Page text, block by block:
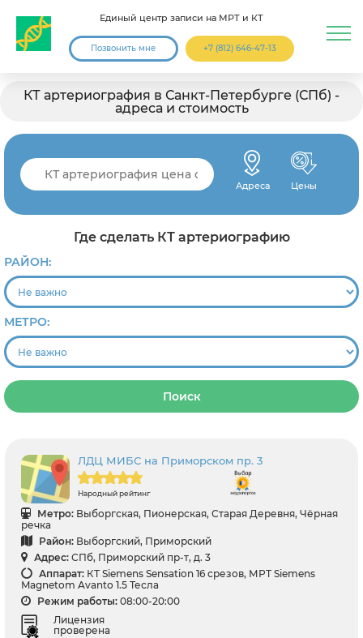
Единый центр записи на МРТ и КТ
Позвонить мне +7 (812) 646-47-13
КТ артериография в Санкт-Петербурге (СПб) -
адреса и стоимость
Адреса Цены
Где сделать КТ артериографию
РАЙОН:
МЕТРО:
Поиск
ЛДЦ МИБС на Приморском пр. 3
Народный рейтинг
Метро: Выборгская, Пионерская, Старая Деревня, Чёрная
речка
Район: Выборгский, Приморский
Адрес: СПб, Приморский пр-т, д. 3
Аппарат: КТ Siemens Sensation 16 срезов, МРТ Siemens
Magnetom Avanto 1.5 Тесла
Режим работы: 08:00-20:00
Лицензия
проверена